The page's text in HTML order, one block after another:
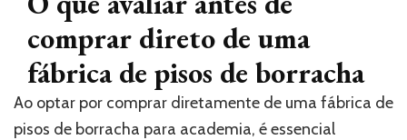
comprar direto de uma
fábrica de pisos de borracha
Ao optar por comprar diretamente de uma fábrica de
pisos de borracha para academia, é essencial